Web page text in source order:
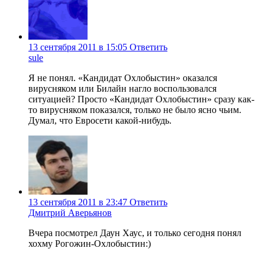
13 сентября 2011 в 15:05 Ответить
sule
Я не понял. «Кандидат Охлобыстин» оказался
вирусняком или Билайн нагло воспользовался
ситуацией? Просто «Кандидат Охлобыстин» сразу как-
то вирусняком показался, только не было ясно чьим.
Думал, что Евросети какой-нибудь.
13 сентября 2011 в 23:47 Ответить
Дмитрий Аверьянов
Вчера посмотрел Даун Хаус, и только сегодня понял
хохму Рогожин-Охлобыстин:)